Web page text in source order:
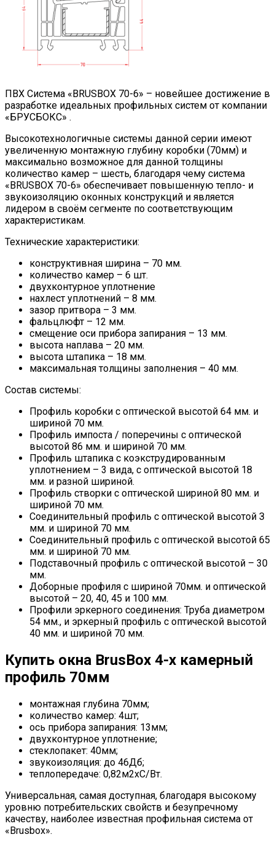
ПВХ Система «BRUSBOX 70-6» – новейшее достижение в
разработке идеальных профильных систем от компании
«БРУСБОКС» .
Высокотехнологичные системы данной серии имеют
увеличенную монтажную глубину коробки (70мм) и
максимально возможное для данной толщины
количество камер – шесть, благодаря чему система
«BRUSBOX 70-6» обеспечивает повышенную тепло- и
звукоизоляцию оконных конструкций и является
лидером в своём сегменте по соответствующим
характеристикам.
Технические характеристики:
конструктивная ширина – 70 мм.
количество камер – 6 шт.
двухконтурное уплотнение
нахлест уплотнений – 8 мм.
зазор притвора – 3 мм.
фальцлюфт – 12 мм.
смещение оси прибора запирания – 13 мм.
высота наплава – 20 мм.
высота штапика – 18 мм.
максимальная толщины заполнения – 40 мм.
Состав системы:
Профиль коробки с оптической высотой 64 мм. и
шириной 70 мм.
Профиль импоста / поперечины с оптической
высотой 86 мм. и шириной 70 мм.
Профиль штапика с коэкструдированным
уплотнением – 3 вида, с оптической высотой 18
мм. и разной шириной.
Профиль створки с оптической шириной 80 мм. и
шириной 70 мм.
Соединительный профиль с оптической высотой З
мм. и шириной 70 мм.
Соединительный профиль с оптической высотой 65
мм. и шириной 70 мм.
Подставочный профиль с оптической высотой – 30
мм.
Доборные профиля с шириной 70мм. и оптической
высотой – 20, 40, 45 и 100 мм.
Профили эркерного соединения: Труба диаметром
54 мм., и эркерный профиль с оптической высотой
40 мм. и шириной 70 мм.
Купить окна BrusBox 4-х камерный
профиль 70мм
монтажная глубина 70мм;
количество камер: 4шт;
ось прибора запирания: 13мм;
двухконтурное уплотнение;
стеклопакет: 40мм;
звукоизоляция: до 46Дб;
теплопередаче: 0,82м2хС/Вт.
Универсальная, самая доступная, благодаря высокому
уровню потребительских свойств и безупречному
качеству, наиболее известная профильная система от
«Brusbox».